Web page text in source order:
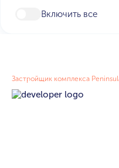
Включить все
Застройщик комплекса